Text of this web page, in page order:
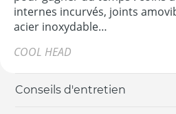
Conseils d'entretien
internes incurvés, joints
acier inoxydable…
COOL HEAD